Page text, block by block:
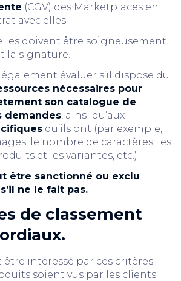
(CGV) des Marketplaces en
avec elles.
doivent être soigneusement
la signature.
évaluer s’il dispose du
nécessaires pour
son catalogue de
demandes, ainsi qu’aux
qu’ils ont (par exemple,
le nombre de caractères, les
et les variantes, etc.)
être sanctionné ou exclu
ne le fait pas.
de classement
être intéressé par ces critères
soient vus par les clients.